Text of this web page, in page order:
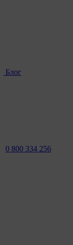
Блог
0 800 334 256